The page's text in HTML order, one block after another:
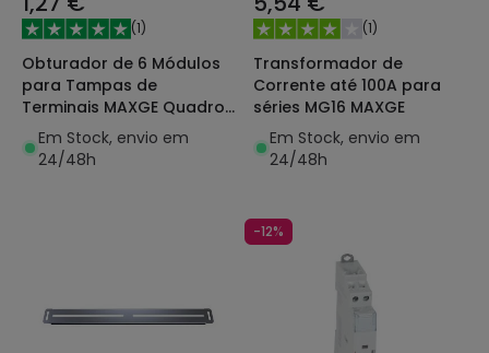
(1)
Obturador de 6 Módulos
para Tampas de
Terminais MAXGE Quadros
Elétricos
Em Stock, envio em
24/48h
(1)
Transformador de
Corrente até 100A para
séries MG16 MAXGE
Em Stock, envio em
24/48h
-12%